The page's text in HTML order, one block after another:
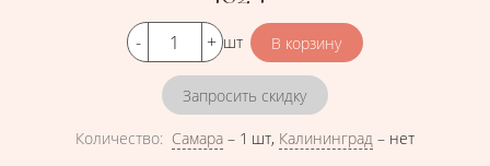
Цена
Кол-во шт
Запросить скидку
Количество: Самара – 1 шт, Калининград – нет